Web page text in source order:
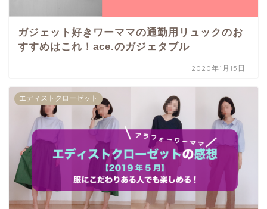
ガジェット好きワーママの通勤用リュックのお
すすめはこれ！ace.のガジェタブル
2020年1月15日
エディストクローゼット